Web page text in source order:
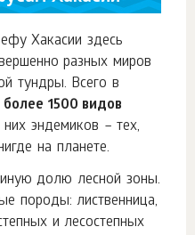
Хакасии здесь
разных миров
тундры. Всего в
более 1500 видов
эндемиков – тех,
на планете.
долю лесной зоны.
породы: лиственница,
и лесостепных